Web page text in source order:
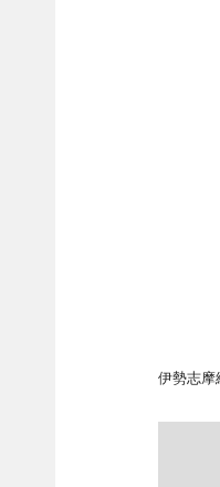
伊勢志摩